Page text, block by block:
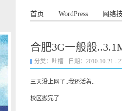
首页 WordPress 网络
合肥3G一般般
分类： 吐槽 日期：2010-10-21 -
三天没上网了..我还活着..
校区搬完了